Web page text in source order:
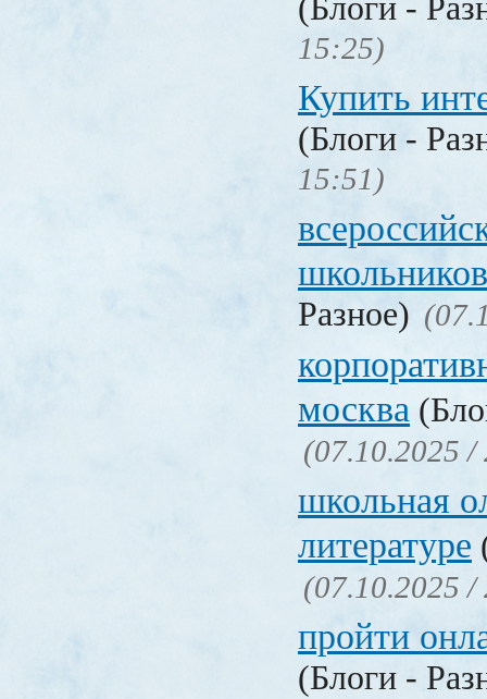
(Блоги -
15:25)
Купить
(Блоги -
15:51)
Разное)
москва
(07.10.2025 /
школьная
литературе
(07.10.2025 /
пройти
(Блоги -